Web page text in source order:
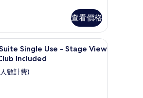
查看價格
Single Use - Stage View
Included
數計費)